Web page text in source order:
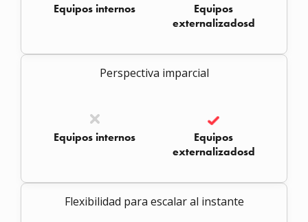
Equipos internos
Equipos
externalizadosd
Perspectiva imparcial
Equipos internos
Equipos
externalizadosd
Flexibilidad para escalar al instante